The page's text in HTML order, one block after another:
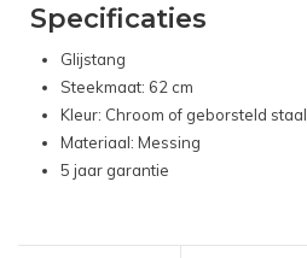
Specificaties
Glijstang
Steekmaat: 62 cm
Kleur: Chroom of geborsteld staal
Materiaal: Messing
5 jaar garantie